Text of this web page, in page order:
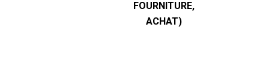
FOURNITURE,
ACHAT)